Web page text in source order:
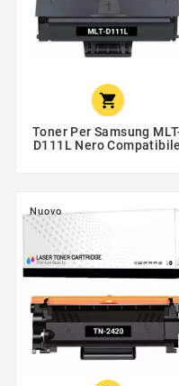

Toner Per Samsung
D111L Nero Compatibile
Nuovo